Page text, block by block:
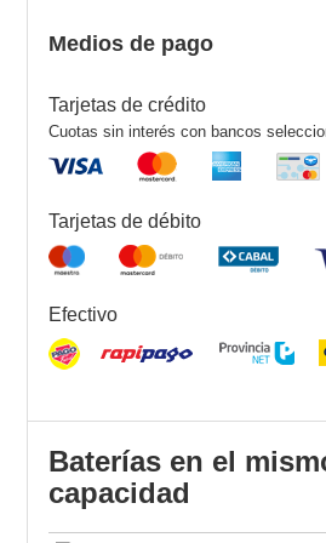
Medios de pago
Tarjetas de crédito
Cuotas sin interés con bancos
Tarjetas de débito
Efectivo
Baterías en el
capacidad